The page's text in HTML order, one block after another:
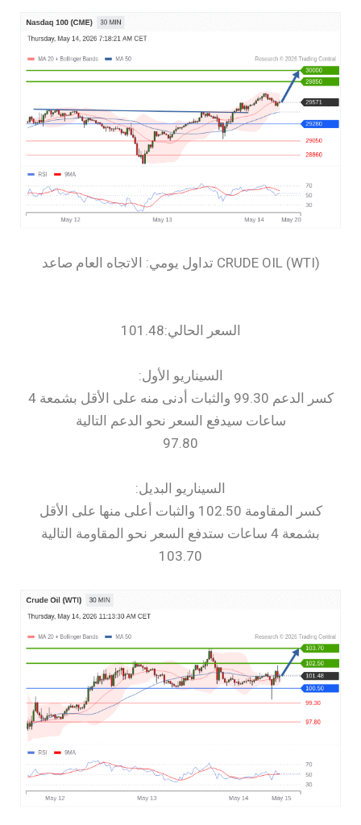
السعر الحالي:101.48
السيناريو الأول:
كسر الدعم 99.30 والثبات أدنى منه على الأقل بشمعة 4
ساعات سيدفع السعر نحو الدعم التالية
97.80
السيناريو البديل:
كسر المقاومة 102.50 والثبات أعلى منها على الأقل
بشمعة 4 ساعات ستدفع السعر نحو المقاومة التالية
103.70